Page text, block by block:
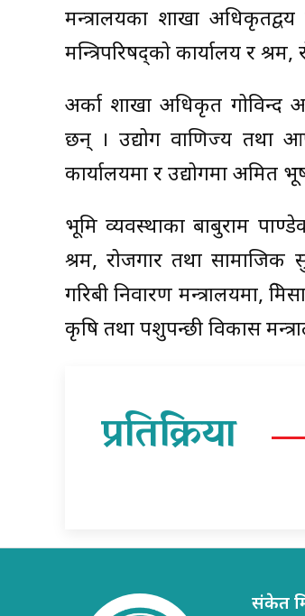
मन्त्रालयका शाखा अधिकृतद्वय
मन्त्रिपरिषद्को कार्यालय र
अर्का शाखा अधिकृत गोविन्द
छन् । उद्योग वाणिज्य तथा
कार्यालयमा र उद्योगमा
भूमि व्यवस्थाका बाबुराम
श्रम, रोजगार तथा सामाजिक
गरिबी निवारण मन्त्रालयमा,
कृषि तथा पशुपन्छी विकास
प्रतिक्रिया
संकेत